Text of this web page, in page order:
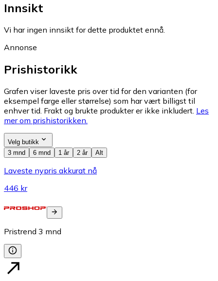
Innsikt
Vi har ingen innsikt for dette produktet ennå.
Annonse
Prishistorikk
Grafen viser laveste pris over tid for den varianten (for
eksempel farge eller størrelse) som har vært billigst til
enhver tid. Frakt og brukte produkter er ikke inkludert. Les
mer om prishistorikken.
Velg butikk
3 mnd
6 mnd 1 år 2 år Alt
Laveste nypris akkurat nå
446 kr
Pristrend 3 mnd